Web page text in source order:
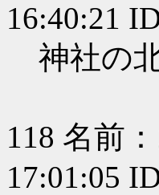
16:40:21
神社の
118 名前：
17:01:05